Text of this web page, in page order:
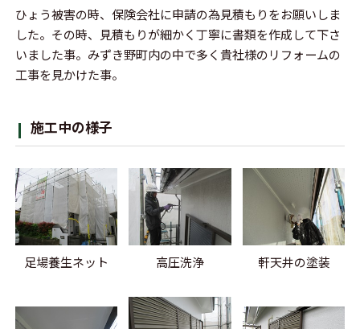
ひょう被害の時、保険会社に申請の為見積もりをお願いしま
した。その時、見積もりが細かく丁寧に書類を作成して下さ
いました事。みずき野町内の中で多く貴社様のリフォームの
工事を見かけた事。
施工中の様子
足場養生ネット 高圧洗浄 軒天井の塗装